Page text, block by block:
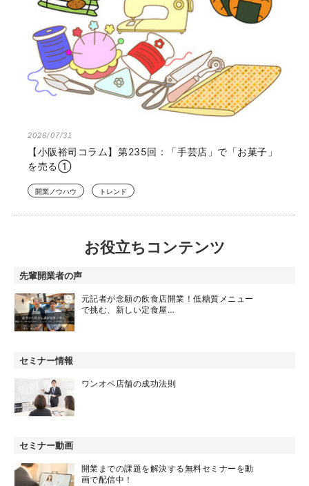
2026/07/31
【小阪裕司コラム】第235回：「手芸店」で「お菓子」
を売る①
開業ノウハウ トレンド
お役立ちコンテンツ
先輩開業者の声
元記者が念願の飲食店開業！低糖質メニュー
で挑む、新しい定食屋…
セミナー情報
ワンオペ店舗の成功法則
セミナー動画
開業までの課題を解決する無料セミナーを動
画で配信中！